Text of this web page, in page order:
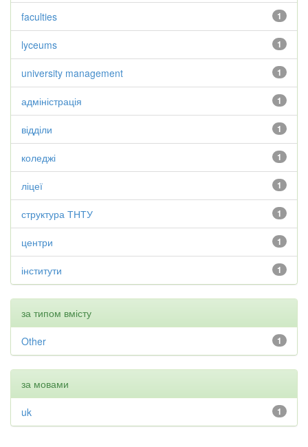
1
faculties
1
lyceums
1
university management
1
адміністрація
1
відділи
1
коледжі
1
ліцеї
1
структура ТНТУ
1
центри
1
інститути
за типом вмісту
1
Other
за мовами
1
uk